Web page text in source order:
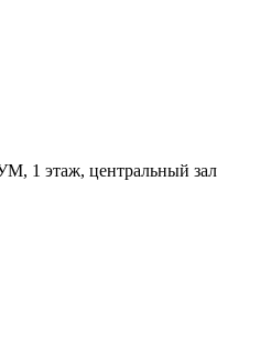
1 этаж, центральный зал